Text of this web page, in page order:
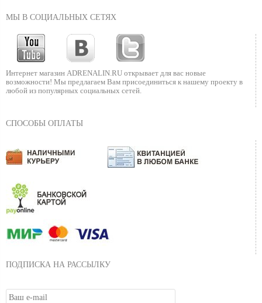
МЫ В СОЦИАЛЬНЫХ СЕТЯХ
Интернет магазин ADRENALIN.RU открывает для вас новые
возможности! Мы предлагаем Вам присоединиться к нашему проекту в
любой из популярных социальных сетей.
СПОСОБЫ ОПЛАТЫ
ПОДПИСКА НА РАССЫЛКУ